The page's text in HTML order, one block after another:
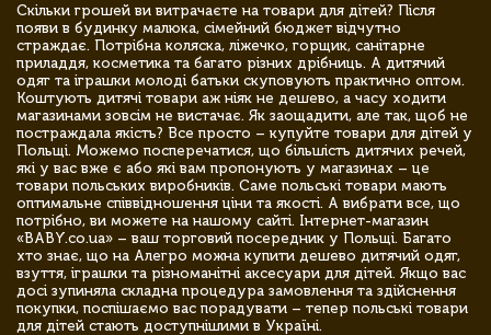
Скільки грошей ви витрачаєте на товари для дітей? Після
появи в будинку малюка, сімейний бюджет відчутно
страждає. Потрібна коляска, ліжечко, горщик, санітарне
приладдя, косметика та багато різних дрібниць. А дитячий
одяг та іграшки молоді батьки скуповують практично оптом.
Коштують дитячі товари аж ніяк не дешево, а часу ходити
магазинами зовсім не вистачає. Як заощадити, але так, щоб не
постраждала якість? Все просто – купуйте товари для дітей у
Польщі. Можемо посперечатися, що більшість дитячих речей,
які у вас вже є або які вам пропонують у магазинах – це
товари польських виробників. Саме польські товари мають
оптимальне співвідношення ціни та якості. А вибрати все, що
потрібно, ви можете на нашому сайті. Інтернет-магазин
«BABY.co.ua» – ваш торговий посередник у Польщі. Багато
хто знає, що на Алегро можна купити дешево дитячий одяг,
взуття, іграшки та різноманітні аксесуари для дітей. Якщо вас
досі зупиняла складна процедура замовлення та здійснення
покупки, поспішаємо вас порадувати – тепер польські товари
для дітей стають доступнішими в Україні.